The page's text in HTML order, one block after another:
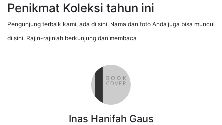
Penikmat Koleksi tahun ini
Pengunjung terbaik kami, ada di sini. Nama dan foto Anda juga bisa muncul
di sini. Rajin-rajinlah berkunjung dan membaca
Inas Hanifah Gaus